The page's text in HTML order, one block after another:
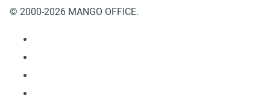
© 2000-2026 MANGO OFFICE.